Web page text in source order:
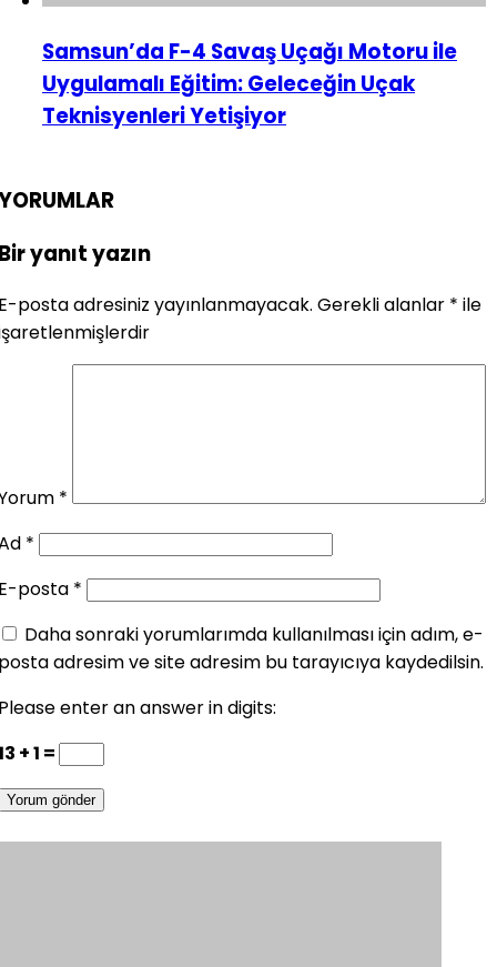
Samsun’da F-4 Savaş Uçağı Motoru ile
Uygulamalı Eğitim: Geleceğin Uçak
Teknisyenleri Yetişiyor
yanıt yazın
posta adresiniz yayınlanmayacak. Gerekli alanlar * ile
*
*
posta *
Daha sonraki yorumlarımda kullanılması için adım, e-
adresim ve site adresim bu tarayıcıya kaydedilsin.
enter an answer in digits:
+ 1 =